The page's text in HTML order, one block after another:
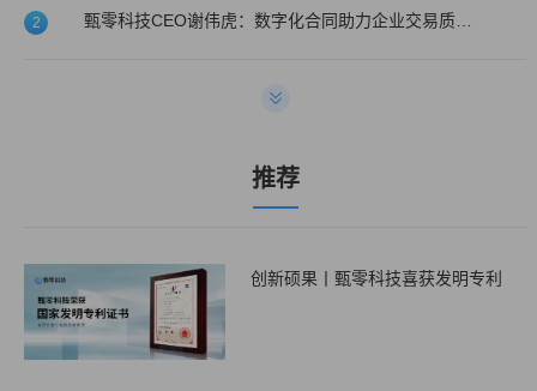
2
推荐
创新硕果丨甄零科技喜获发明专利